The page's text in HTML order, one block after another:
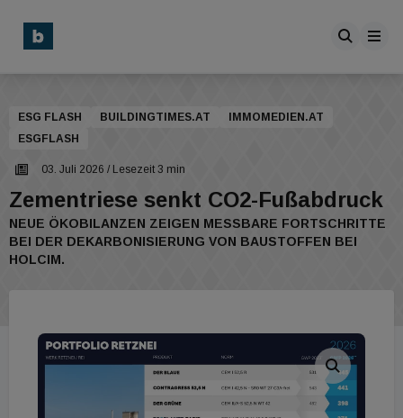
ESG FLASH BUILDINGTIMES.AT
IMMOMEDIEN.AT
ESGFLASH
03. Juli 2026 / Lesezeit 3 min
Zementriese senkt CO2-Fußabdruck
NEUE ÖKOBILANZEN ZEIGEN MESSBARE FORTSCHRITTE
BEI DER DEKARBONISIERUNG VON BAUSTOFFEN BEI
HOLCIM.